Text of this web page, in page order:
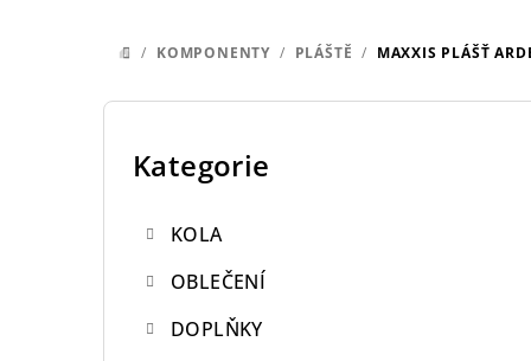
DOMŮ
/ KOMPONENTY / PLÁŠTĚ / MAXXIS PLÁŠŤ
P
Přeskočit
kategorie
Kategorie
KOLA
OBLEČENÍ
DOPLŇKY